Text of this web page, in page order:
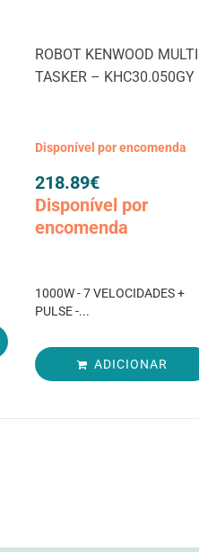
ROBOT KENWOOD MULTI
TASKER – KHC30.050GY
Disponível por encomenda
218.89€
Disponível por
encomenda
1000W - 7 VELOCIDADES +
PULSE -...
ADICIONAR